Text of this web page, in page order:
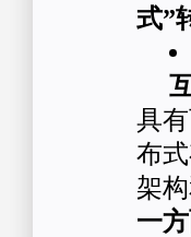
式”
具
布
架
一